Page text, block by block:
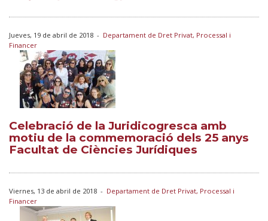
Jueves, 19 de abril de 2018 - Departament de Dret Privat, Processal i
Financer
Celebració de la Juridicogresca amb
motiu de la commemoració dels 25 anys
Facultat de Ciències Jurídiques
Viernes, 13 de abril de 2018 - Departament de Dret Privat, Processal i
Financer